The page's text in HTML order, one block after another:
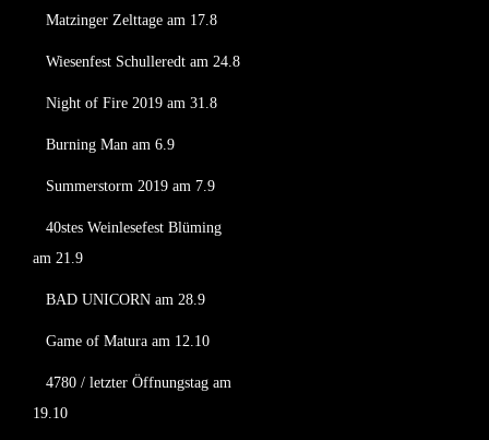
Matzinger Zelttage am 17.8
Wiesenfest Schulleredt am 24.8
Night of Fire 2019 am 31.8
Burning Man am 6.9
Summerstorm 2019 am 7.9
40stes Weinlesefest Blüming
am 21.9
BAD UNICORN am 28.9
Game of Matura am 12.10
4780 / letzter Öffnungstag am
19.10